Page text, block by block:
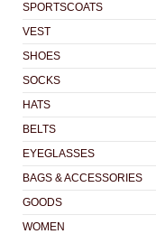
SPORTSCOATS
VEST
SHOES
SOCKS
HATS
BELTS
EYEGLASSES
BAGS & ACCESSORIES
GOODS
WOMEN